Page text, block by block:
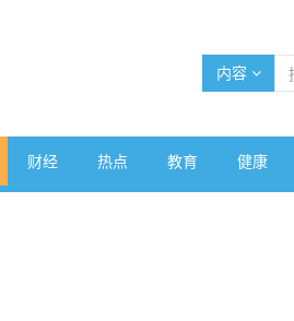
内容
财经 热点 教育 健康